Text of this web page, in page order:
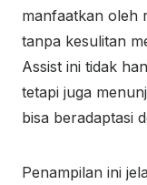
manfaatkan oleh
tanpa kesulitan
Assist ini tidak
tetapi juga
bisa beradaptasi
Penampilan ini